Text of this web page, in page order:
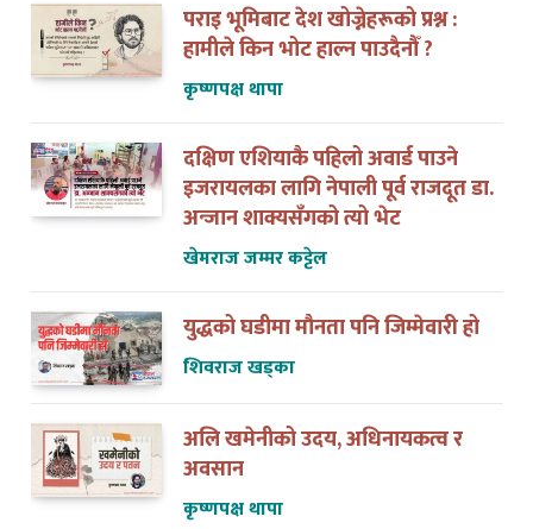
पराइ भूमिबाट देश खोज्नेहरूको प्रश्न :
हामीले किन भोट हाल्न पाउदैनौँ ?
कृष्णपक्ष थापा
दक्षिण एशियाकै पहिलो अवार्ड पाउने
इजरायलका लागि नेपाली पूर्व राजदूत डा.
अन्जान शाक्यसँगको त्यो भेट
खेमराज जम्मर कट्टेल
युद्धको घडीमा मौनता पनि जिम्मेवारी हो
शिवराज खड्का
अलि खमेनीको उदय, अधिनायकत्व र
अवसान
कृष्णपक्ष थापा